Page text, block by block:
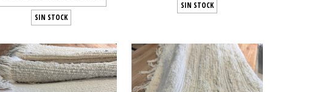
SIN STOCK
SIN STOCK